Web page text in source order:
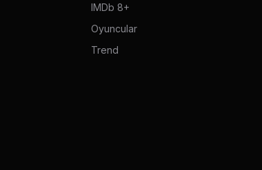
IMDb 8+
Oyuncular
Trend